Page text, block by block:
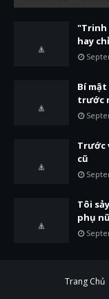
"Trinh
hay
Bí
trước
Trước
cũ
Tôi
phụ
Trang Chủ